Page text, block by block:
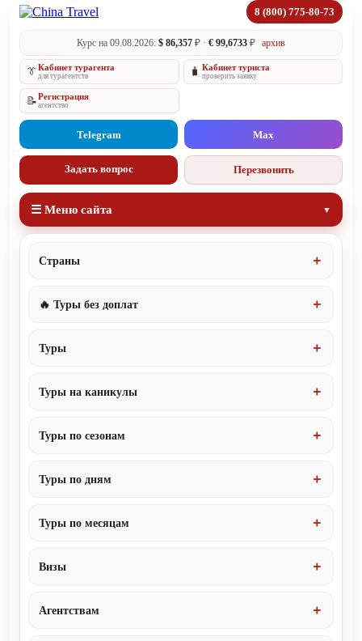
8 (800) 775-80-73
Курс на 09.08.2026: $ 86,357 ₽ · € 99,6733 ₽ архив
👔Кабинет турагента
для турагентств 🧳 Кабинет туриста
проверить заявку
📝Регистрация
агентство
Telegram Max
Задать вопрос Перезвонить
☰ Меню сайта
Страны
🔥 Туры без доплат
Туры
Туры на каникулы
Туры по сезонам
Туры по дням
Туры по месяцам
Визы
Агентствам